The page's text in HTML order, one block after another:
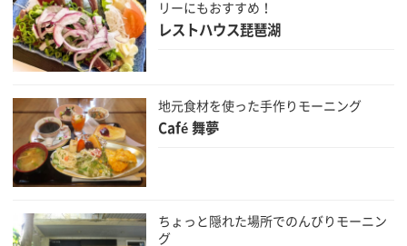
リーにもおすすめ！
レストハウス琵琶湖
地元食材を使った手作りモーニング
Café 舞夢
ちょっと隠れた場所でのんびりモーニン
グ